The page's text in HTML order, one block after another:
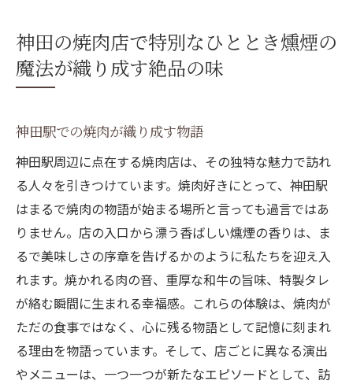
神田の焼肉店で特別なひととき燻煙の
魔法が織り成す絶品の味
神田駅での焼肉が織り成す物語
神田駅周辺に点在する焼肉店は、その独特な魅力で訪れ
る人々を引きつけています。焼肉好きにとって、神田駅
はまるで焼肉の物語が始まる場所と言っても過言ではあ
りません。店の入口から漂う香ばしい燻煙の香りは、ま
るで美味しさの序章を告げるかのように私たちを迎え入
れます。焼かれる肉の音、重厚な和牛の旨味、特製タレ
が絡む瞬間に生まれる幸福感。これらの体験は、焼肉が
ただの食事ではなく、心に残る物語として記憶に刻まれ
る理由を物語っています。そして、店ごとに異なる演出
やメニューは、一つ一つが新たなエピソードとして、訪